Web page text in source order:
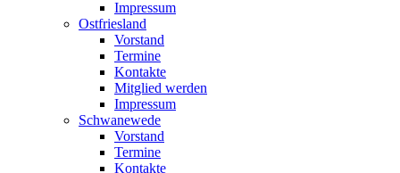
Impressum
Ostfriesland
Vorstand
Termine
Kontakte
Mitglied werden
Impressum
Schwanewede
Vorstand
Termine
Kontakte